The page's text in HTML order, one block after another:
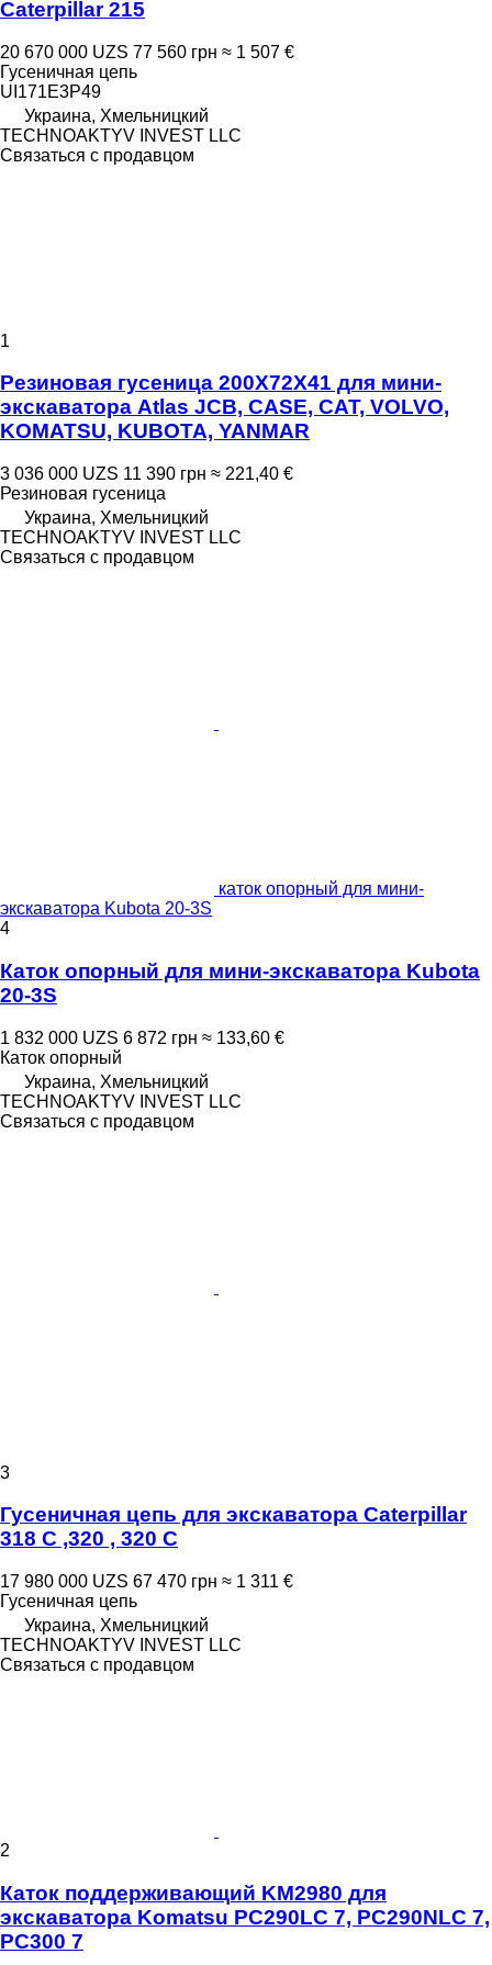
Caterpillar 215
20 670 000 UZS 77 560 грн ≈ 1 507 €
Гусеничная цепь
UI171E3P49
Украина, Хмельницкий
TECHNOAKTYV INVEST LLC
Связаться с продавцом
1
Резиновая гусеница 200X72X41 для мини-
экскаватора Atlas JCB, CASE, CAT, VOLVO,
KOMATSU, KUBOTA, YANMAR
3 036 000 UZS 11 390 грн ≈ 221,40 €
Резиновая гусеница
Украина, Хмельницкий
TECHNOAKTYV INVEST LLC
Связаться с продавцом
каток опорный для мини-
экскаватора Kubota 20-3S
4
Каток опорный для мини-экскаватора Kubota
20-3S
1 832 000 UZS 6 872 грн ≈ 133,60 €
Каток опорный
Украина, Хмельницкий
TECHNOAKTYV INVEST LLC
Связаться с продавцом
3
Гусеничная цепь для экскаватора Caterpillar
318 C ,320 , 320 C
17 980 000 UZS 67 470 грн ≈ 1 311 €
Гусеничная цепь
Украина, Хмельницкий
TECHNOAKTYV INVEST LLC
Связаться с продавцом
2
Каток поддерживающий KM2980 для
экскаватора Komatsu PC290LC 7, PC290NLC 7,
PC300 7